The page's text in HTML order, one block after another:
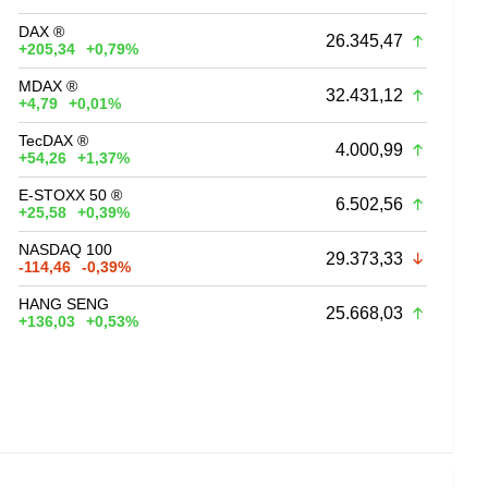
DAX ®
+205,34
+0,79% 26.345,47
MDAX ®
+4,79
+0,01% 32.431,12
TecDAX ®
+54,26
+1,37% 4.000,99
E-STOXX 50 ®
+25,58
+0,39% 6.502,56
NASDAQ 100
-114,46
-0,39% 29.373,33
HANG SENG
+136,03
+0,53% 25.668,03